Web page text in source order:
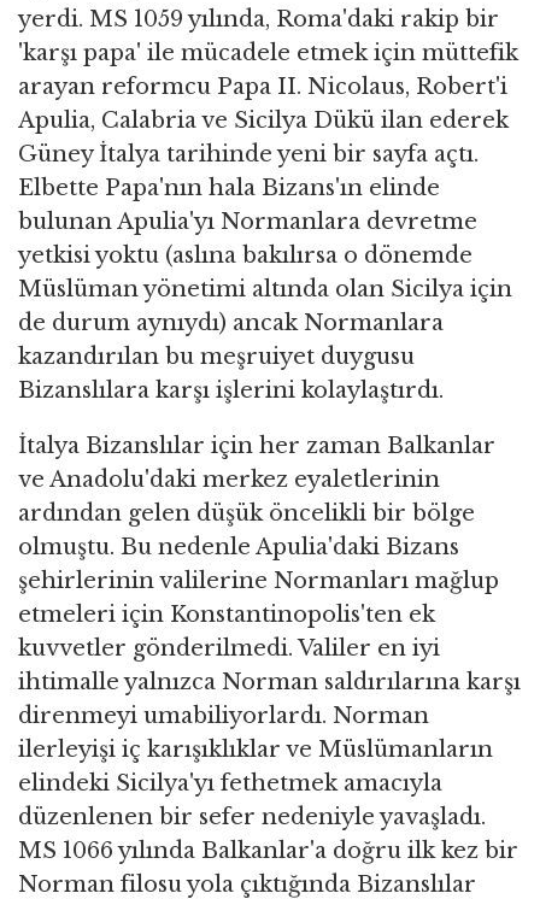
yerdi. MS 1059 yılında, Roma'daki rakip bir
'karşı papa' ile mücadele etmek için müttefik
arayan reformcu Papa II. Nicolaus, Robert'i
Apulia, Calabria ve Sicilya Dükü ilan ederek
Güney İtalya tarihinde yeni bir sayfa açtı.
Elbette Papa'nın hala Bizans'ın elinde
bulunan Apulia'yı Normanlara devretme
yetkisi yoktu (aslına bakılırsa o dönemde
Müslüman yönetimi altında olan Sicilya için
de durum aynıydı) ancak Normanlara
kazandırılan bu meşruiyet duygusu
Bizanslılara karşı işlerini kolaylaştırdı.
İtalya Bizanslılar için her zaman Balkanlar
ve Anadolu'daki merkez eyaletlerinin
ardından gelen düşük öncelikli bir bölge
olmuştu. Bu nedenle Apulia'daki Bizans
şehirlerinin valilerine Normanları mağlup
etmeleri için Konstantinopolis'ten ek
kuvvetler gönderilmedi. Valiler en iyi
ihtimalle yalnızca Norman saldırılarına karşı
direnmeyi umabiliyorlardı. Norman
ilerleyişi iç karışıklıklar ve Müslümanların
elindeki Sicilya'yı fethetmek amacıyla
düzenlenen bir sefer nedeniyle yavaşladı.
MS 1066 yılında Balkanlar'a doğru ilk kez bir
Norman filosu yola çıktığında Bizanslılar